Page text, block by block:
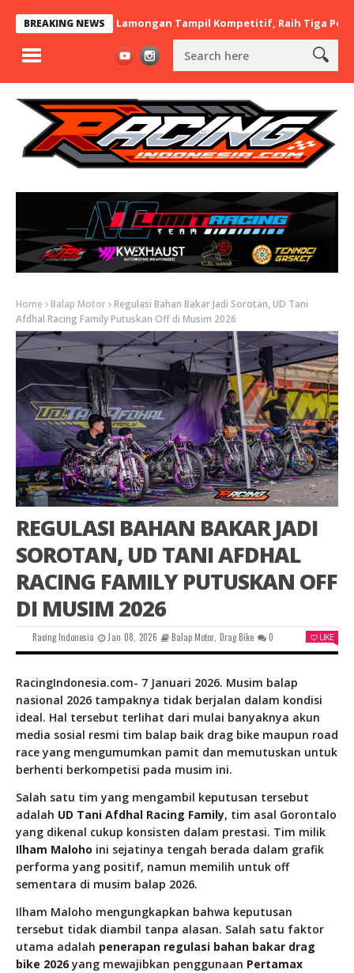
BREAKING NEWS
BaraBere Asal Lamongan Tampil Kompetitif, Raih Tiga Podium di
Home Balap Motor Regulasi Bahan Bakar Jadi Sorotan, UD Tani
Afdhal Racing Family Putuskan Off di Musim 2026
REGULASI BAHAN BAKAR JADI
SOROTAN, UD TANI AFDHAL
RACING FAMILY PUTUSKAN OFF
DI MUSIM 2026
Racing Indonesia Jan 08, 2026 Balap Motor, Drag Bike 0 LIKE
RacingIndonesia.com- 7 Januari 2026. Musim balap
nasional 2026 tampaknya tidak berjalan dalam kondisi
ideal. Hal tersebut terlihat dari mulai banyaknya akun
media sosial resmi tim balap baik drag bike maupun road
race yang mengumumkan pamit dan memutuskan untuk
berhenti berkompetisi pada musim ini.
Salah satu tim yang mengambil keputusan tersebut
adalah UD Tani Afdhal Racing Family, tim asal Gorontalo
yang dikenal cukup konsisten dalam prestasi. Tim milik
Ilham Maloho ini sejatinya tengah berada dalam grafik
performa yang positif, namun memilih untuk off
sementara di musim balap 2026.
Ilham Maloho mengungkapkan bahwa keputusan
tersebut tidak diambil tanpa alasan. Salah satu faktor
utama adalah penerapan regulasi bahan bakar drag
bike 2026yang mewajibkan penggunaan Pertamax